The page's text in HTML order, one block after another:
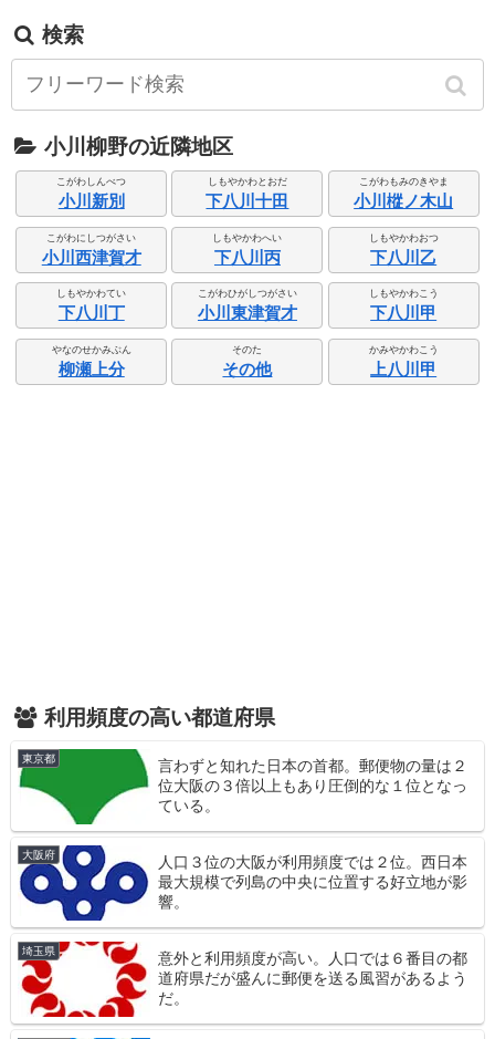
検索
小川柳野の近隣地区
こがわしんべつ
小川新別
しもやかわとおだ
下八川十田
こがわもみのきやま
小川樅ノ木山
こがわにしつがさい
小川西津賀才
しもやかわへい
下八川丙
しもやかわおつ
下八川乙
しもやかわてい
下八川丁
こがわひがしつがさい
小川東津賀才
しもやかわこう
下八川甲
やなのせかみぶん
柳瀬上分
そのた
その他
かみやかわこう
上八川甲
利用頻度の高い都道府県
東京都
言わずと知れた日本の首都。郵便物の量は２
位大阪の３倍以上もあり圧倒的な１位となっ
ている。
大阪府
人口３位の大阪が利用頻度では２位。西日本
最大規模で列島の中央に位置する好立地が影
響。
埼玉県
意外と利用頻度が高い。人口では６番目の都
道府県だが盛んに郵便を送る風習があるよう
だ。